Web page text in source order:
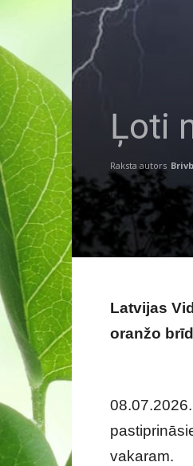
Ļoti
Raksta autors
FOTO: LVĢMC
Latvijas
oranžo
vakaram.